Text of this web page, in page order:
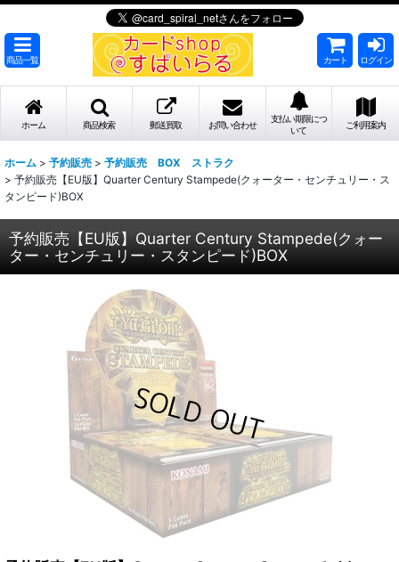
商品一覧 カート ログイン
ホーム 商品検索 郵送買取 お問い合わせ
支払い期限につ
いて
ご利用案内
ホーム > 予約販売 > 予約販売 BOX ストラク
> 予約販売【EU版】Quarter Century Stampede(クォーター・センチュリー・ス
タンピード)BOX
予約販売【EU版】Quarter Century Stampede(クォー
ター・センチュリー・スタンピード)BOX